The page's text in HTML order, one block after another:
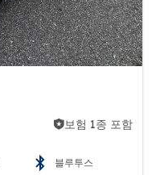
보험 1종 포함
블루투스